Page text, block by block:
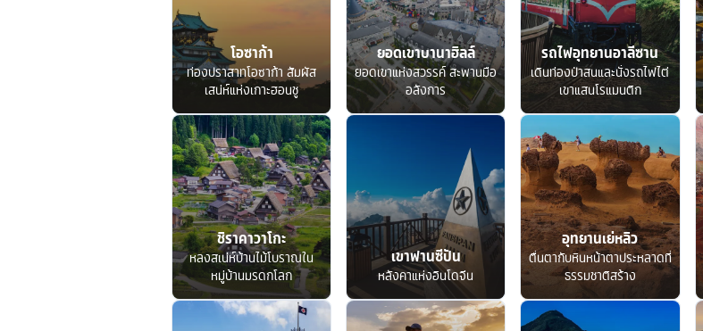
โอซาก้า
ท่องปราสาทโอซาก้า สัมผัส
เสน่ห์แห่งเกาะฮอนชู
ชิราคาวาโกะ
หลงสเน่ห์บ้านไม้โบราณใน
หมู่บ้านมรดกโลก
ยอดเขาบานาฮิลล์
ยอดเขาแห่งสวรรค์ สะพานมือ
อลังการ
เขาฟานซีปัน
หลังคาแห่งอินโดจีน
รถไฟอุทยานอาลีซาน
เดินท่องป่าสนและนั่งรถไฟไต่
เขาแสนโรแมนติก
อุทยานเย่หลิว
ตื่นตากับหินหน้าตาประหลาดที่
ธรรมชาติสร้าง